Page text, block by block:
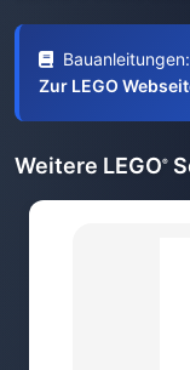
Bauanleitungen:
Zur LEGO
Weitere LEGO®